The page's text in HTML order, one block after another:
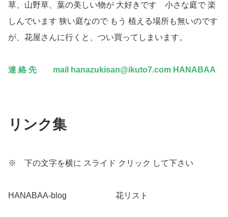
草、山野草、葉の美しい物が 大好きです 小さな庭で 楽
しんでいます 狭い庭なので もう 植える場所も無いのです
が、花屋さんに行くと、つい買ってしまいます。
連 絡 先 mail hanazukisan@ikuto7.com HANABAA
リンク集
※ 下の文字を横に スライド クリック して下さい
HANABAA-blog 花リスト